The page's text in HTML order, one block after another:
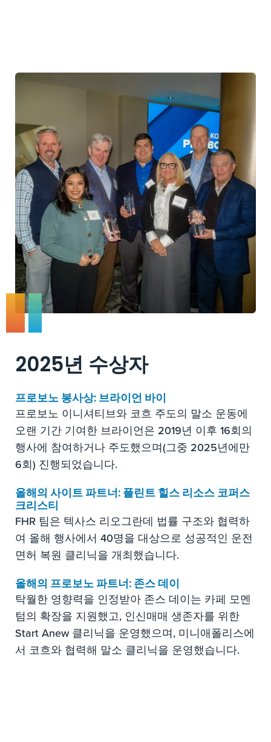
2025년 수상자
프로보노 봉사상: 브라이언 바이
프로보노 이니셔티브와 코흐 주도의 말소 운동에
오랜 기간 기여한 브라이언은 2019년 이후 16회의
행사에 참여하거나 주도했으며(그중 2025년에만
6회) 진행되었습니다.
올해의 사이트 파트너: 플린트 힐스 리소스 코퍼스
크리스티
FHR 팀은 텍사스 리오그란데 법률 구조와 협력하
여 올해 행사에서 40명을 대상으로 성공적인 운전
면허 복원 클리닉을 개최했습니다.
올해의 프로보노 파트너: 존스 데이
탁월한 영향력을 인정받아 존스 데이는 카페 모멘
텀의 확장을 지원했고, 인신매매 생존자를 위한
Start Anew 클리닉을 운영했으며, 미니애폴리스에
서 코흐와 협력해 말소 클리닉을 운영했습니다.